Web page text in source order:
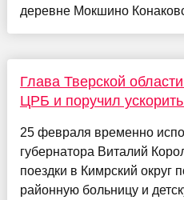
деревне Мокшино
Глава Тверской
ЦРБ и поручил
25 февраля временно
губернатора Виталий
поездки в Кимрский округ
районную больницу и